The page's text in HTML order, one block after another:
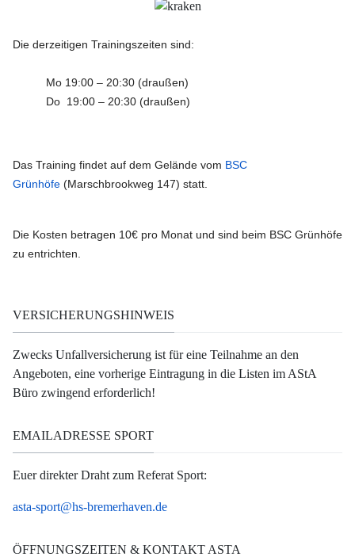
Die derzeitigen Trainingszeiten sind:
Mo 19:00 – 20:30 (draußen)
Do 19:00 – 20:30 (draußen)
Das Training findet auf dem Gelände vom BSC
Grünhöfe (Marschbrookweg 147) statt.
Die Kosten betragen 10€ pro Monat und sind beim BSC Grünhöfe
zu entrichten.
VERSICHERUNGSHINWEIS
Zwecks Unfallversicherung ist für eine Teilnahme an den
Angeboten, eine vorherige Eintragung in die Listen im AStA
Büro zwingend erforderlich!
EMAILADRESSE SPORT
Euer direkter Draht zum Referat Sport:
asta-sport@hs-bremerhaven.de
ÖFFNUNGSZEITEN & KONTAKT ASTA